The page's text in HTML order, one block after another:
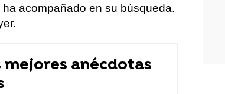
acompañado en su búsqueda.
mejores anécdotas